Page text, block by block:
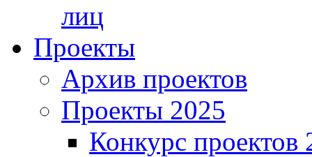
лиц
Проекты
Архив проектов
Проекты 2025
Конкурс проектов